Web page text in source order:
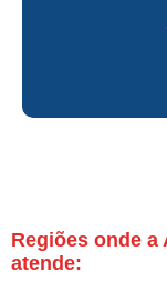
Regiões onde
atende: